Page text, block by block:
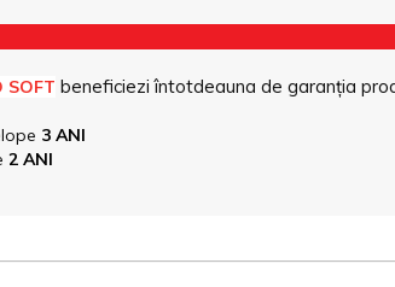
SOFT beneficiezi întotdeauna de garanția
3 ANI
2 ANI